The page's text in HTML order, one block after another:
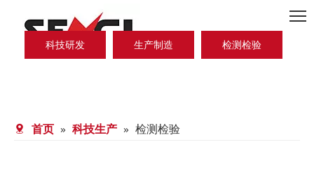
科技研发 生产制造 检测检验
首页 » 科技生产 » 检测检验